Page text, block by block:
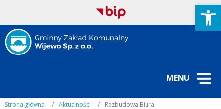
MENU
Strona główna Aktualności Rozbudowa Biura